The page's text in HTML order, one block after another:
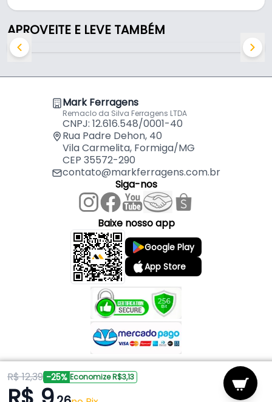
R$ 12,39 -25% Economize R$3,13
- Aplicação: Trancamento de portas de abrir
Indicado para:
APROVEITE E LEVE TAMBÉM
Mark Ferragens
Remaclo da Silva Ferragens LTDA
CNPJ: 12.616.548/0001-40
Rua Padre Dehon, 40
Vila Carmelita, Formiga/MG
CEP 35572-290
contato@markferragens.com.br
Siga-nos
Baixe nosso app
Google Play
App Store
Copyright © 2026 Mark Ferragens. Todos os direitos reservados.